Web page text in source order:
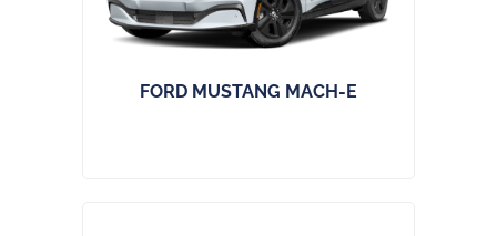
FORD MUSTANG MACH-E